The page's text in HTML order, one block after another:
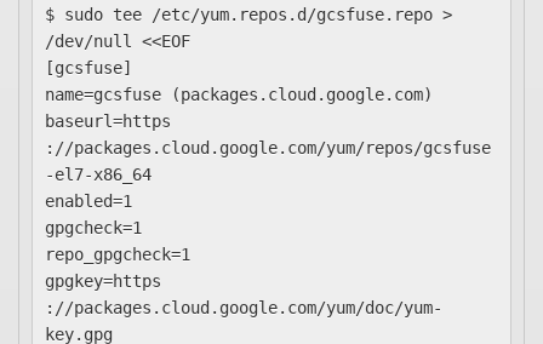
$ sudo tee /etc/yum.repos.d/gcsfuse.repo >
/dev/null <<EOF
[gcsfuse]
name=gcsfuse (packages.cloud.google.com)
baseurl=https
://packages.cloud.google.com/yum/repos/gcsfuse
-el7-x86_64
enabled=1
gpgcheck=1
repo_gpgcheck=1
gpgkey=https
://packages.cloud.google.com/yum/doc/yum-
key.gpg